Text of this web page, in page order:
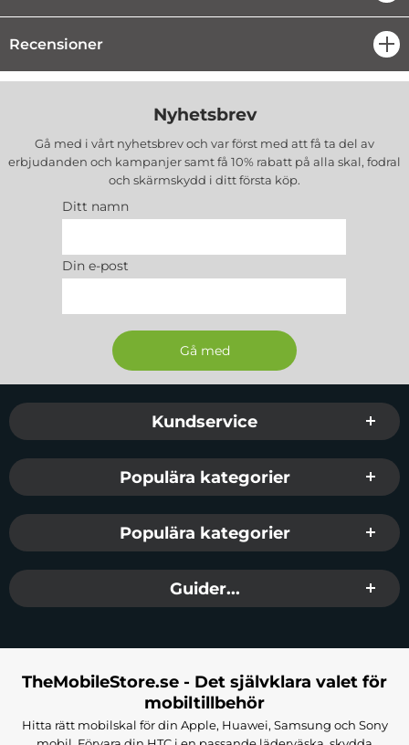
Recensioner
Nyhetsbrev
Gå med i vårt nyhetsbrev och var först med att få ta del av
erbjudanden och kampanjer samt få 10% rabatt på alla skal, fodral
och skärmskydd i ditt första köp.
Ditt namn
Din e-post
Sidfot Blandad info och länkar
Kundservice
Populära kategorier
Populära kategorier
Guider...
TheMobileStore.se - Det självklara valet för
mobiltillbehör
Hitta rätt mobilskal för din Apple, Huawei, Samsung och Sony